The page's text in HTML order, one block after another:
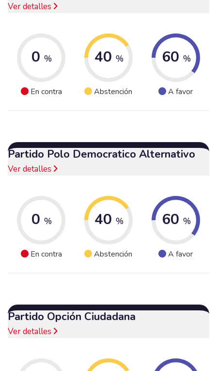
Ver detalles
0 %
En contra
40 %
Abstención
60 %
A favor
Partido Polo Democratico Alternativo
Ver detalles
0 %
En contra
40 %
Abstención
60 %
A favor
Partido Opción Ciudadana
Ver detalles